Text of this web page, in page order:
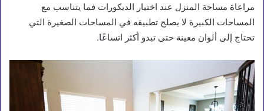
مراعاة مساحة المنزل عند اختيار الديكورات فما يتناسب مع
المساحات الكبيرة لا يصلح تطبيقه في المساحات الصغيرة التي
تحتاج إلى ألوان معينة حتى تبدو أكثر اتساعًا.